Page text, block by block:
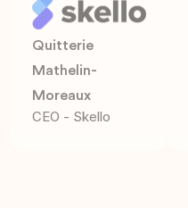
Quitterie
Mathelin-
Moreaux
CEO - Skello